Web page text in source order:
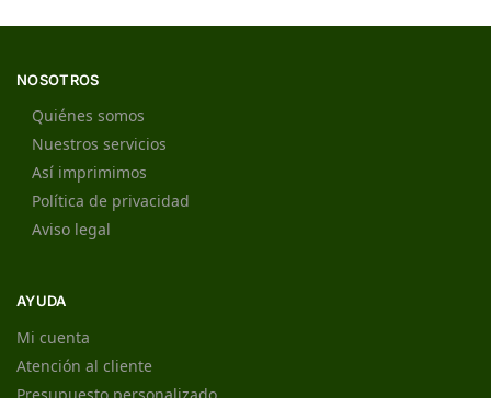
NOSOTROS
Quiénes somos
Nuestros servicios
Así imprimimos
Política de privacidad
Aviso legal
AYUDA
Mi cuenta
Atención al cliente
Presupuesto personalizado